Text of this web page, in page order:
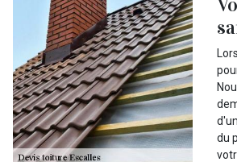
du